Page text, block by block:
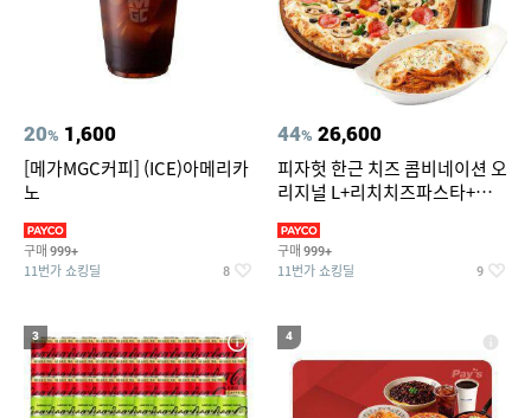
20% 1,600
[메가MGC커피] (ICE)아메리카
노
구매 999+
11번가 쇼킹딜 8
44% 26,600
피자헛 한근 치즈 콤비네이션 오
리지널 L+리치치즈파스타+콜
구매 999+
11번가 쇼킹딜 9
3 4